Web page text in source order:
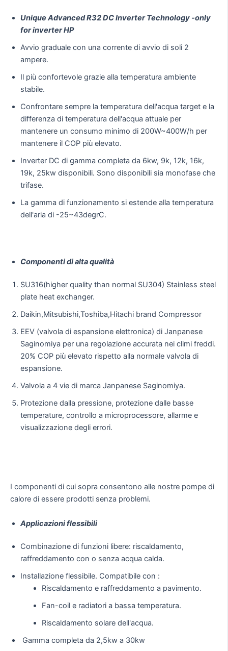
Unique Advanced R32 DC Inverter Technology -only
for inverter HP
Avvio graduale con una corrente di avvio di soli 2
ampere.
Il più confortevole grazie alla temperatura ambiente
stabile.
Confrontare sempre la temperatura dell'acqua target e la
differenza di temperatura dell'acqua attuale per
mantenere un consumo minimo di 200W~400W/h per
mantenere il COP più elevato.
Inverter DC di gamma completa da 6kw, 9k, 12k, 16k,
19k, 25kw disponibili. Sono disponibili sia monofase che
trifase.
La gamma di funzionamento si estende alla temperatura
dell'aria di -25~43degrC.
Componenti di alta qualità
SU316(higher quality than normal SU304) Stainless steel
plate heat exchanger.
Daikin,Mitsubishi,Toshiba,Hitachi brand Compressor
EEV (valvola di espansione elettronica) di Janpanese
Saginomiya per una regolazione accurata nei climi freddi.
20% COP più elevato rispetto alla normale valvola di
espansione.
Valvola a 4 vie di marca Janpanese Saginomiya.
Protezione dalla pressione, protezione dalle basse
temperature, controllo a microprocessore, allarme e
visualizzazione degli errori.
I componenti di cui sopra consentono alle nostre pompe di
calore di essere prodotti senza problemi.
Applicazioni flessibili
Combinazione di funzioni libere: riscaldamento,
raffreddamento con o senza acqua calda.
Installazione flessibile. Compatibile con :
Riscaldamento e raffreddamento a pavimento.
Fan-coil e radiatori a bassa temperatura.
Riscaldamento solare dell'acqua.
Gamma completa da 2,5kw a 30kw